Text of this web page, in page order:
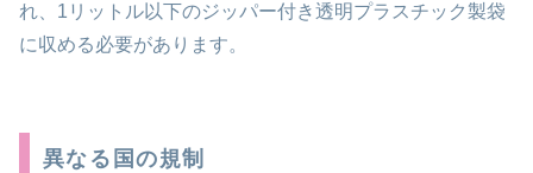
れ、1リットル以下のジッパー付き透明プラスチック製袋
に収める必要があります。
異なる国の規制